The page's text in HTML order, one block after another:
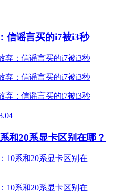
信谣言买的i7被i3秒
和20系显卡区别在哪？